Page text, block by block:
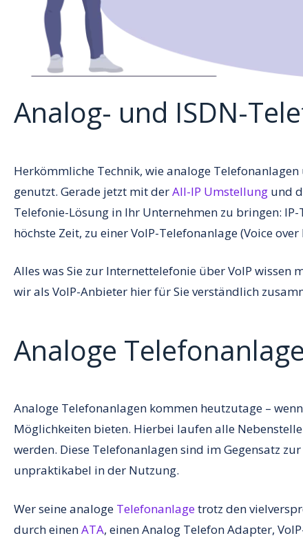
Analog- und ISDN-
Herkömmliche Technik, wie analoge
genutzt. Gerade jetzt mit derAll-IP Umstellung und
Telefonie-Lösung in Ihr Unternehmen zu bringen:
höchste Zeit, zu einer VoIP-Telefonanlage (Voice over
Alles was Sie zur Internettelefonie über VoIP
wir als VoIP-Anbieter hier für Sie verständlich
Analoge
Analoge Telefonanlagen kommen heutzutage –
Möglichkeiten bieten. Hierbei laufen alle
werden. Diese Telefonanlagen sind im Gegensatz
unpraktikabel in der Nutzung.
Wer seine analoge Telefonanlagetrotz den
durch einenATA, einen Analog Telefon Adapter,